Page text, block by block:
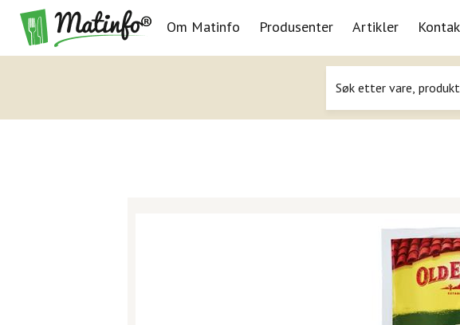
Navigasjon
Om Matinfo Produsenter Artikler